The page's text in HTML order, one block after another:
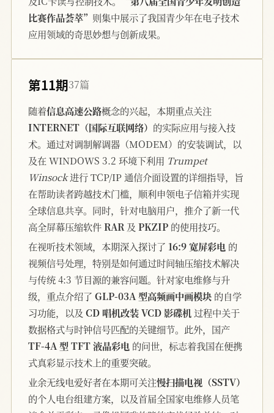
比赛作品荟萃” 则集中展示了我国青少年在电子技术
应用领域的奇思妙想与创新成果。
第11期37篇
随着信息高速公路概念的兴起，本期重点关注
INTERNET（国际互联网络） 的实际应用与接入技
术。通过对调制解调器（MODEM）的安装调试，以
及在 WINDOWS 3.2 环境下利用 Trumpet
Winsock进行 TCP/IP 通信介面设置的详细指导，旨
在帮助读者跨越技术门槛，顺利申领电子信箱并实现
全球信息共享。同时，针对电脑用户，推介了新一代
高全屏幕压缩软件RAR及 PKZIP 的使用技巧。
在视听技术领域，本期深入探讨了 16:9 宽屏彩电 的
视频信号处理，特别是如何通过时间轴压缩技术解决
与传统 4:3 节目源的兼容问题。针对家电维修与升
级，重点介绍了 GLP-03A 型高频画中画模块 的自学
习功能，以及 CD 唱机改装 VCD 影碟机过程中关于
数据格式与时钟信号匹配的关键细节。此外，国产
TF-4A 型 TFT 液晶彩电 的问世，标志着我国在便携
式真彩显示技术上的重要突破。
业余无线电爱好者在本期可关注慢扫描电视（SSTV）
的个人电台组建方案，以及首届全国家电维修人员笔